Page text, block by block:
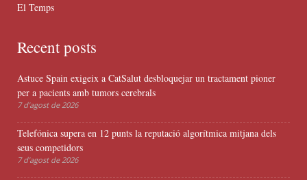
El Temps
Recent posts
Astuce Spain exigeix a CatSalut desbloquejar un tractament pioner
per a pacients amb tumors cerebrals
7 d'agost de 2026
Telefónica supera en 12 punts la reputació algorítmica mitjana dels
seus competidors
7 d'agost de 2026